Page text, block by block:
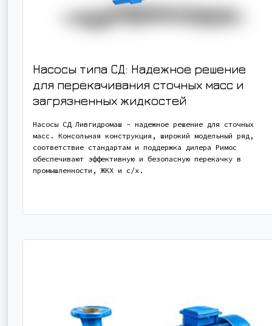
Насосы типа СД: Надежное решение
для перекачивания сточных масс и
загрязненных жидкостей
Насосы СД Ливгидромаш – надежное решение для сточных
масс. Консольная конструкция, широкий модельный ряд,
соответствие стандартам и поддержка дилера Римос
обеспечивают эффективную и безопасную перекачку в
промышленности, ЖКХ и с/х.